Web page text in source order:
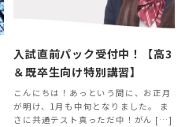
入試直前パック受付中！【高3
＆既卒生向け特別講習】
こんにちは！あっという間に、お正月
が明け、1月も中旬となりました。 ま
さに共通テスト真っただ中！がん […]